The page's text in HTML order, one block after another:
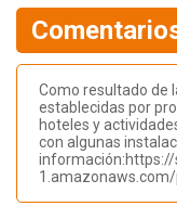
Como resultado de
establecidas por
hoteles y
con algunas